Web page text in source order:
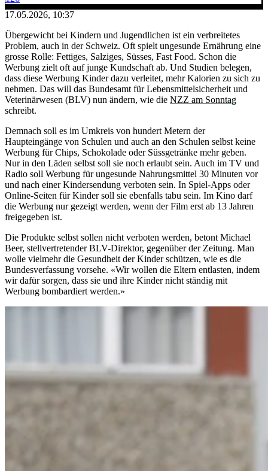
17.05.2026, 10:37
Übergewicht bei Kindern und Jugendlichen ist ein verbreitetes
Problem, auch in der Schweiz. Oft spielt ungesunde Ernährung eine
grosse Rolle: Fettiges, Salziges, Süsses, Fast Food. Schon die
Werbung zielt oft auf junge Kundschaft ab. Und Studien belegen,
dass diese Werbung Kinder dazu verleitet, mehr Kalorien zu sich zu
nehmen. Das will das Bundesamt für Lebensmittelsicherheit und
Veterinärwesen (BLV) nun ändern, wie die NZZ am Sonntag
schreibt.
Demnach soll es im Umkreis von hundert Metern der
Haupteingänge von Schulen und auch an den Schulen selbst keine
Werbung für Chips, Schokolade oder Süssgetränke mehr geben.
Nur in den Läden selbst soll sie noch erlaubt sein. Auch im TV und
Radio soll Werbung für ungesunde Nahrungsmittel 30 Minuten vor
und nach einer Kindersendung verboten sein. In Spiel-Apps oder
Online-Seiten für Kinder soll sie ebenfalls tabu sein. Im Kino darf
die Werbung nur gezeigt werden, wenn der Film erst ab 13 Jahren
freigegeben ist.
Die Produkte selbst sollen nicht verboten werden, betont Michael
Beer, stellvertretender BLV-Direktor, gegenüber der Zeitung. Man
wolle vielmehr die Gesundheit der Kinder schützen, wie es die
Bundesverfassung vorsehe. «Wir wollen die Eltern entlasten, indem
wir dafür sorgen, dass sie und ihre Kinder nicht ständig mit
Werbung bombardiert werden.»